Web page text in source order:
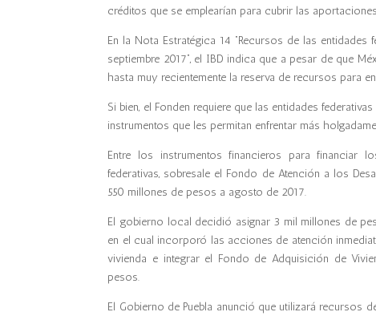
créditos que se emplearían para cubrir las
En la Nota Estratégica 14 “Recursos de las
septiembre 2017”, el IBD indica que a pesar de que
hasta muy recientemente la reserva de recursos para
Si bien, el Fonden requiere que las entidades
instrumentos que les permitan enfrentar más
Entre los instrumentos financieros para financiar
federativas, sobresale el Fondo de Atención a los
550 millones de pesos a agosto de 2017.
El gobierno local decidió asignar 3 mil millones de
en el cual incorporó las acciones de atención
vivienda e integrar el Fondo de Adquisición de
pesos.
El Gobierno de Puebla anunció que utilizará recursos